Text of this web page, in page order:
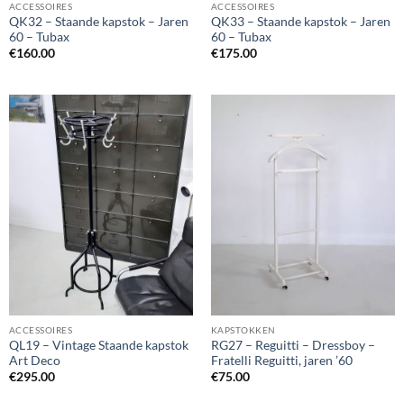
ACCESSOIRES
QK32 – Staande kapstok – Jaren
60 – Tubax
€160.00
ACCESSOIRES
QK33 – Staande kapstok – Jaren
60 – Tubax
€175.00
ACCESSOIRES
QL19 – Vintage Staande kapstok
Art Deco
€295.00
KAPSTOKKEN
RG27 – Reguitti – Dressboy –
Fratelli Reguitti, jaren ’60
€75.00